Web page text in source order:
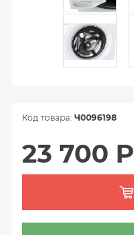
Код товара: Ч0096198
23 700 Р